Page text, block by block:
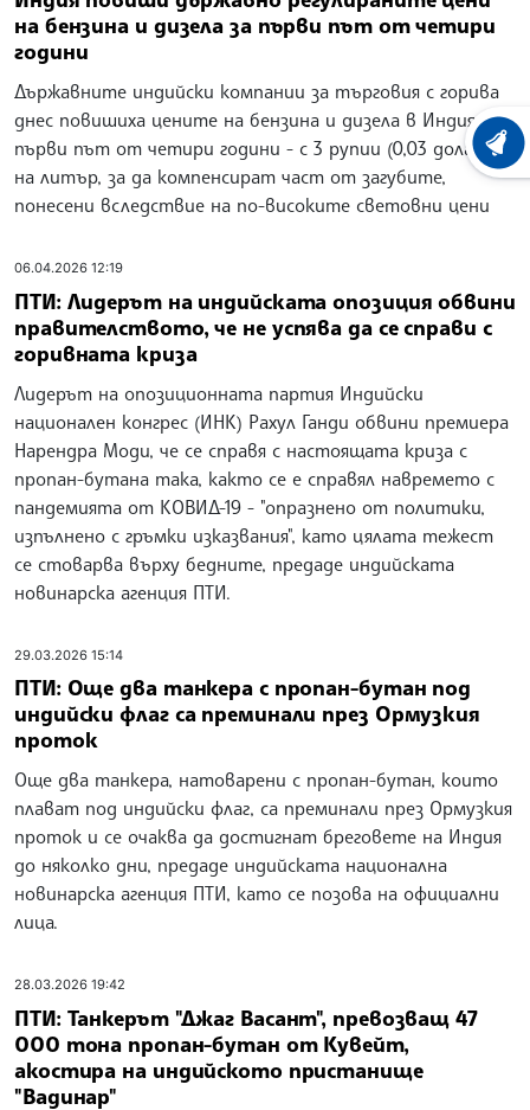
на бензина и дизела за първи път от четири
години
Държавните индийски компании за търговия с горива
днес повишиха цените на бензина и дизела в Индия за
първи път от четири години - с 3 рупии (0,03 долара)
на литър, за да компенсират част от загубите,
понесени вследствие на по-високите световни цени
06.04.2026 12:19
ПТИ: Лидерът на индийската опозиция обвини
правителството, че не успява да се справи с
горивната криза
Лидерът на опозиционната партия Индийски
национален конгрес (ИНК) Рахул Ганди обвини премиера
Нарендра Моди, че се справя с настоящата криза с
пропан-бутана така, както се е справял навремето с
пандемията от КОВИД-19 - "опразнено от политики,
изпълнено с гръмки изказвания", като цялата тежест
се стоварва върху бедните, предаде индийската
новинарска агенция ПТИ.
29.03.2026 15:14
ПТИ: Още два танкера с пропан-бутан под
индийски флаг са преминали през Ормузкия
проток
Още два танкера, натоварени с пропан-бутан, които
плават под индийски флаг, са преминали през Ормузкия
проток и се очаква да достигнат бреговете на Индия
до няколко дни, предаде индийската национална
новинарска агенция ПТИ, като се позова на официални
лица.
28.03.2026 19:42
ПТИ: Танкерът "Джаг Васант", превозващ 47
000 тона пропан-бутан от Кувейт,
акостира на индийското пристанище
"Вадинар"